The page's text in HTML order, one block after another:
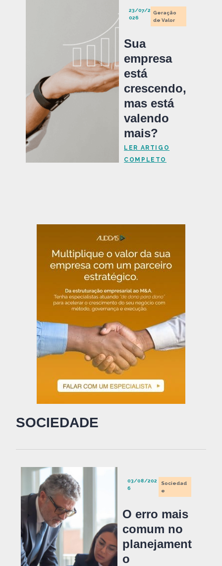
23/07/2
026
Geração
de Valor
Sua
empresa
está
crescendo,
mas está
valendo
mais?
LER ARTIGO
COMPLETO
SOCIEDADE
03/08/202
6
Sociedad
e
O erro mais
comum no
planejament
o